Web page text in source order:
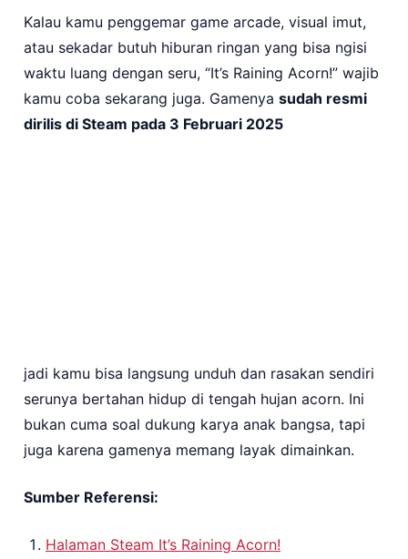
Kalau kamu penggemar game arcade, visual imut,
atau sekadar butuh hiburan ringan yang bisa ngisi
waktu luang dengan seru, “It’s Raining Acorn!” wajib
kamu coba sekarang juga. Gamenya sudah resmi
dirilis di Steam pada 3 Februari 2025
jadi kamu bisa langsung unduh dan rasakan sendiri
serunya bertahan hidup di tengah hujan acorn. Ini
bukan cuma soal dukung karya anak bangsa, tapi
juga karena gamenya memang layak dimainkan.
Sumber Referensi:
Halaman Steam It’s Raining Acorn!